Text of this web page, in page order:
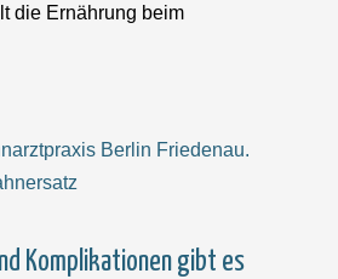
die Ernährung beim
Komplikationen gibt es